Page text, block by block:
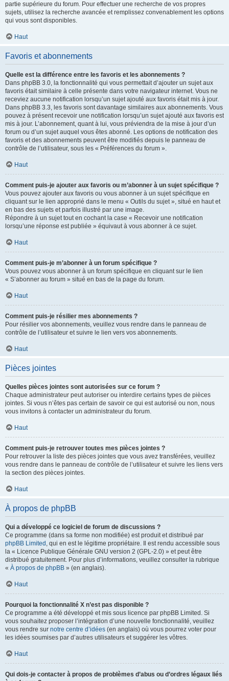
partie supérieure du forum. Pour effectuer une recherche de vos propres
sujets, utilisez la recherche avancée et remplissez convenablement les options
qui vous sont disponibles.
Haut
Favoris et abonnements
Quelle est la différence entre les favoris et les abonnements ?
Dans phpBB 3.0, la fonctionnalité qui vous permettait d’ajouter un sujet aux
favoris était similaire à celle présente dans votre navigateur internet. Vous ne
receviez aucune notification lorsqu’un sujet ajouté aux favoris était mis à jour.
Dans phpBB 3.3, les favoris sont davantage similaires aux abonnements. Vous
pouvez à présent recevoir une notification lorsqu’un sujet ajouté aux favoris est
mis à jour. L’abonnement, quant à lui, vous préviendra de la mise à jour d’un
forum ou d’un sujet auquel vous êtes abonné. Les options de notification des
favoris et des abonnements peuvent être modifiés depuis le panneau de
contrôle de l’utilisateur, sous les « Préférences du forum ».
Haut
Comment puis-je ajouter aux favoris ou m’abonner à un sujet spécifique ?
Vous pouvez ajouter aux favoris ou vous abonner à un sujet spécifique en
cliquant sur le lien approprié dans le menu « Outils du sujet », situé en haut et
en bas des sujets et parfois illustré par une image.
Répondre à un sujet tout en cochant la case « Recevoir une notification
lorsqu’une réponse est publiée » équivaut à vous abonner à ce sujet.
Haut
Comment puis-je m’abonner à un forum spécifique ?
Vous pouvez vous abonner à un forum spécifique en cliquant sur le lien
« S’abonner au forum » situé en bas de la page du forum.
Haut
Comment puis-je résilier mes abonnements ?
Pour résilier vos abonnements, veuillez vous rendre dans le panneau de
contrôle de l’utilisateur et suivre le lien vers vos abonnements.
Haut
Pièces jointes
Quelles pièces jointes sont autorisées sur ce forum ?
Chaque administrateur peut autoriser ou interdire certains types de pièces
jointes. Si vous n’êtes pas certain de savoir ce qui est autorisé ou non, nous
vous invitons à contacter un administrateur du forum.
Haut
Comment puis-je retrouver toutes mes pièces jointes ?
Pour retrouver la liste des pièces jointes que vous avez transférées, veuillez
vous rendre dans le panneau de contrôle de l’utilisateur et suivre les liens vers
la section des pièces jointes.
Haut
À propos de phpBB
Qui a développé ce logiciel de forum de discussions ?
Ce programme (dans sa forme non modifiée) est produit et distribué par
phpBB Limited , qui en est le légitime propriétaire. Il est rendu accessible sous
la « Licence Publique Générale GNU version 2 (GPL-2.0) » et peut être
distribué gratuitement. Pour plus d’informations, veuillez consulter la rubrique
« À propos de phpBB » (en anglais).
Haut
Pourquoi la fonctionnalité X n’est pas disponible ?
Ce programme a été développé et mis sous licence par phpBB Limited. Si
vous souhaitez proposer l’intégration d’une nouvelle fonctionnalité, veuillez
vous rendre sur notre centre d’idées (en anglais) où vous pourrez voter pour
les idées soumises par d’autres utilisateurs et suggérer les vôtres.
Haut
Qui dois-je contacter à propos de problèmes d’abus ou d’ordres légaux liés